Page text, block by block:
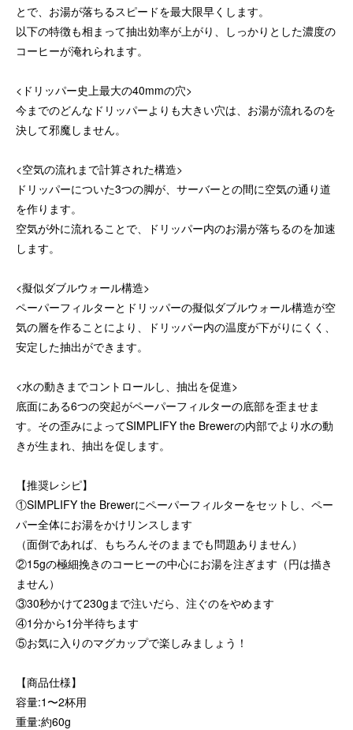
とで、お湯が落ちるスピードを最大限早くします。
以下の特徴も相まって抽出効率が上がり、しっかりとした濃度の
コーヒーが淹れられます。
<ドリッパー史上最大の40mmの穴>
今までのどんなドリッパーよりも大きい穴は、お湯が流れるのを
決して邪魔しません。
<空気の流れまで計算された構造>
ドリッパーについた3つの脚が、サーバーとの間に空気の通り道
を作ります。
空気が外に流れることで、ドリッパー内のお湯が落ちるのを加速
します。
<擬似ダブルウォール構造>
ペーパーフィルターとドリッパーの擬似ダブルウォール構造が空
気の層を作ることにより、ドリッパー内の温度が下がりにくく、
安定した抽出ができます。
<水の動きまでコントロールし、抽出を促進>
底面にある6つの突起がペーパーフィルターの底部を歪ませま
す。その歪みによってSIMPLIFY the Brewerの内部でより水の動
きが生まれ、抽出を促します。
【推奨レシピ】
①SIMPLIFY the Brewerにペーパーフィルターをセットし、ペー
パー全体にお湯をかけリンスします
（面倒であれば、もちろんそのままでも問題ありません）
②15gの極細挽きのコーヒーの中心にお湯を注ぎます（円は描き
ません）
③30秒かけて230gまで注いだら、注ぐのをやめます
④1分から1分半待ちます
⑤お気に入りのマグカップで楽しみましょう！
【商品仕様】
容量:1〜2杯用
重量:約60g